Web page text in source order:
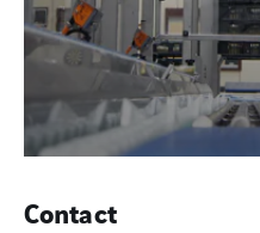
Contact